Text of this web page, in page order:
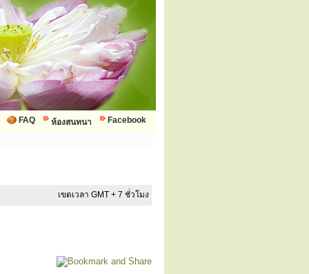
Facebook
ห้องสนทนา
FAQ
เขตเวลา GMT + 7 ชั่วโมง